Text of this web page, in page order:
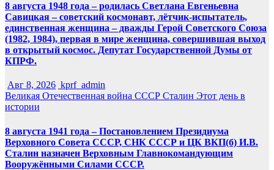
8 августа 1948 года – родилась Светлана Евгеньевна
Савицкая – советский космонавт, лётчик-испытатель,
единственная женщина – дважды Герой Советского Союза
(1982, 1984), первая в мире женщина, совершившая выход
в открытый космос. Депутат Государственной Думы от
КПРФ.
Авг 8, 2026 kprf_admin
Великая Отечественная война СССР Сталин Этот день в
истории
8 августа 1941 года – Постановлением Президиума
Верховного Совета СССР, СНК СССР и ЦК ВКП(б) И.В.
Сталин назначен Верховным Главнокомандующим
Вооружёнными Силами СССР.